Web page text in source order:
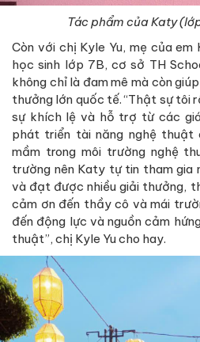
Tác phẩm của Katy
Còn với chị Kyle Yu, mẹ của em
học sinh lớp 7B, cơ sở TH
không chỉ là đam mê mà còn
thưởng lớn quốc tế. “Thật sự tôi
sự khích lệ và hỗ trợ từ các
phát triển tài năng nghệ thuật
mầm trong môi trường nghệ
trường nên Katy tự tin tham gia
và đạt được nhiều giải thưởng,
cảm ơn đến thầy cô và mái
đến động lực và nguồn cảm
thuật”, chị Kyle Yu cho hay.